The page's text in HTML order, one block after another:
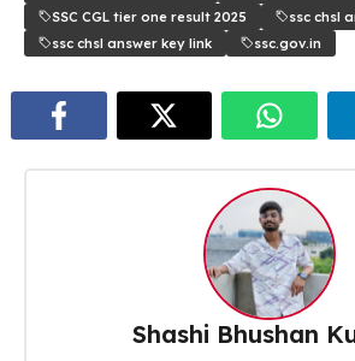
SSC CGL tier one result 2025
ssc chsl
ssc chsl answer key link
ssc.gov.in
Shashi Bhushan